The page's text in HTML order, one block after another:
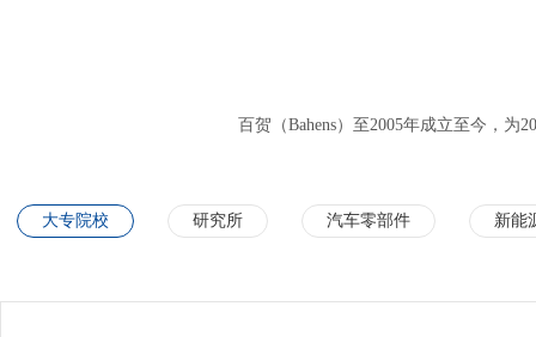
百贺（Bahens）至2005年成立至今，
大专院校 研究所 汽车零部件 新能